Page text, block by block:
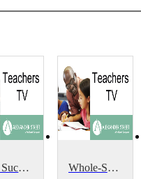
Two Successful Projects Whole-School Portrait Project